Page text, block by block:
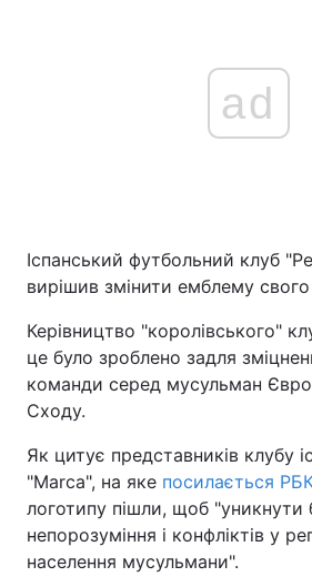
ad
Іспанський футбольний клуб
вирішив змінити емблему свого
Керівництво "королівського"
це було зроблено задля
команди серед мусульман
Сходу.
Як цитує представників клубу
"Marca", на яке посилається
логотипу пішли, щоб
непорозуміння і конфліктів у
населення мусульмани".